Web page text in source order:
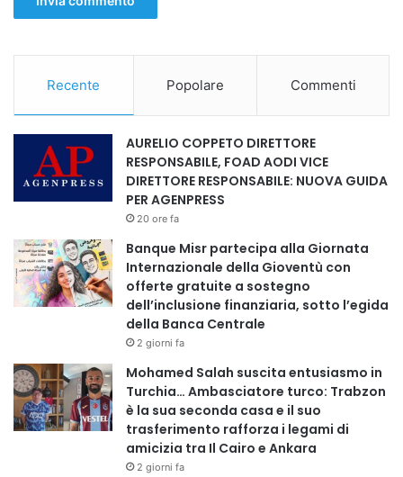
macchinari e software
• Safety coaching e leadership: sviluppo di una cultura
condivisa della sicurezza a livello manageriale
NUOVI RISCHI, NUOVE RESPONSABILITÀ: LA SICUREZZA
NELL’ERA DEL CAMBIAMENTO
Accanto ai rischi tradizionali, il mondo del lavoro è oggi
digitalizzazione dei processi, esposizione a tecnologie
avanzate e trasformazione degli ambienti operativi.
Elementi che ampliano il concetto stesso di sicurezza,
includendo sempre più la dimensione organizzativa e
«Oggi più che mai – conclude Basili – la vera sfida è
passare da una logica di reazione a una logica di
prevenzione. Le imprese che lo comprendono non solo
rispettano la legge, ma costruiscono valore, reputazione e
Recente Popolare Commenti
AURELIO COPPETO DIRETTORE
RESPONSABILE, FOAD AODI VICE
DIRETTORE RESPONSABILE: NUOVA GUIDA
PER AGENPRESS
20 ore fa
Banque Misr partecipa alla Giornata
Internazionale della Gioventù con
offerte gratuite a sostegno
dell’inclusione finanziaria, sotto l’egida
della Banca Centrale
2 giorni fa
Mohamed Salah suscita entusiasmo in
Turchia… Ambasciatore turco: Trabzon
è la sua seconda casa e il suo
trasferimento rafforza i legami di
amicizia tra Il Cairo e Ankara
2 giorni fa